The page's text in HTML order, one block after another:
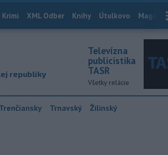
Krimi XML Odber Knihy Útulkovo Magazín
republiky
Televízna
publicistika
TASR
Všetky relácie
Trenčiansky Trnavský Žilinský